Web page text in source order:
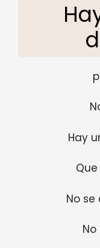
Hay
No